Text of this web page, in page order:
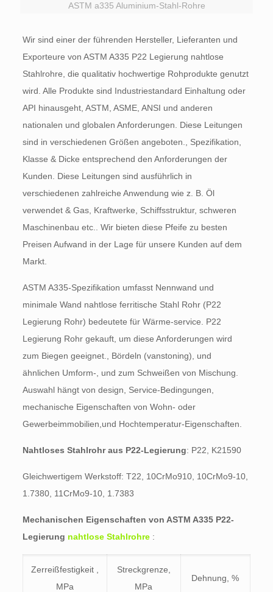
ASTM a335 Aluminium-Stahl-Rohre
Wir sind einer der führenden Hersteller, Lieferanten und
Exporteure von ASTM A335 P22 Legierung nahtlose
Stahlrohre, die qualitativ hochwertige Rohprodukte genutzt
wird. Alle Produkte sind Industriestandard Einhaltung oder
API hinausgeht, ASTM, ASME, ANSI und anderen
nationalen und globalen Anforderungen. Diese Leitungen
sind in verschiedenen Größen angeboten., Spezifikation,
Klasse & Dicke entsprechend den Anforderungen der
Kunden. Diese Leitungen sind ausführlich in
verschiedenen zahlreiche Anwendung wie z. B. Öl
verwendet & Gas, Kraftwerke, Schiffsstruktur, schweren
Maschinenbau etc.. Wir bieten diese Pfeife zu besten
Preisen Aufwand in der Lage für unsere Kunden auf dem
Markt.
ASTM A335-Spezifikation umfasst Nennwand und
minimale Wand nahtlose ferritische Stahl Rohr (P22
Legierung Rohr) bedeutete für Wärme-service. P22
Legierung Rohr gekauft, um diese Anforderungen wird
zum Biegen geeignet., Bördeln (vanstoning), und
ähnlichen Umform-, und zum Schweißen von Mischung.
Auswahl hängt von design, Service-Bedingungen,
mechanische Eigenschaften von Wohn- oder
Gewerbeimmobilien,und Hochtemperatur-Eigenschaften.
Nahtloses Stahlrohr aus P22-Legierung: P22, K21590
Gleichwertigem Werkstoff: T22, 10CrMo910, 10CrMo9-10,
1.7380, 11CrMo9-10, 1.7383
Mechanischen Eigenschaften von ASTM A335 P22-
Legierung nahtlose Stahlrohre :
Zerreißfestigkeit ,
MPa
Streckgrenze,
MPa
Dehnung, %